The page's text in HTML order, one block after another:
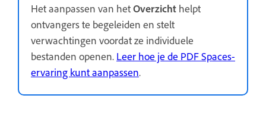
Het aanpassen van hetOverzicht helpt
ontvangers te begeleiden en stelt
verwachtingen voordat ze individuele
bestanden openen. Leer hoe je de PDF Spaces-
ervaring kunt aanpassen.